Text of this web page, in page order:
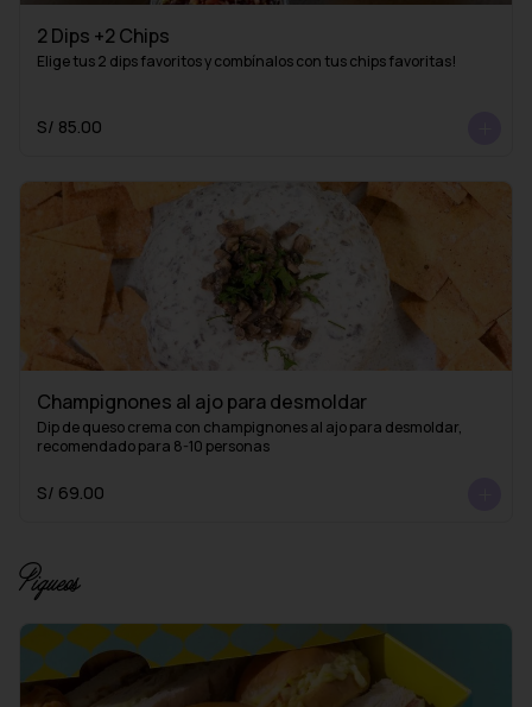
2 Dips +2 Chips
Elige tus 2 dips favoritos y combínalos con tus chips favoritas!
S/ 85.00
Champignones al ajo para desmoldar
Dip de queso crema con champignones al ajo para desmoldar,
recomendado para 8-10 personas
S/ 69.00
Piqueos